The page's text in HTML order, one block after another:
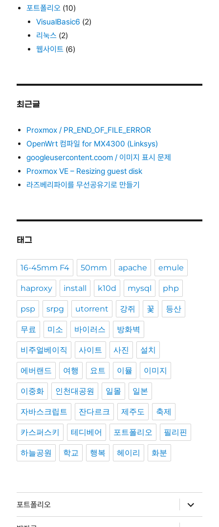
포트폴리오 (10)
VisualBasic6 (2)
리눅스 (2)
웹사이트 (6)
최근글
Proxmox / PR_END_OF_FILE_ERROR
OpenWrt 컴파일 for MX4300 (Linksys)
googleusercontent.coom / 이미지 표시 문제
Proxmox VE – Resizing guest disk
라즈베리파이를 무선공유기로 만들기
태그
16-45mm F4 50mm apache emule
haproxy install k10d mysql php
psp srpg utorrent 강쥐 꽃 등산
무료 미소 바이러스 방화벽
비주얼베이직 사이트 사진 설치
에버랜드 여행 요트 이뮬 이미지
이중화 인천대공원 일몰 일본
자바스크립트 잔다르크 제주도 축제
카스퍼스키 테디베어 포트폴리오 필리핀
하늘공원 학교 행복 헤이리 화분
포트폴리오
위
메